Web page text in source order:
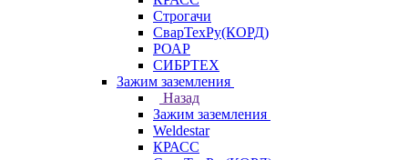
Строгачи
СварТехРу(КОРД)
РОАР
СИБРТЕХ
Зажим заземления
Назад
Зажим заземления
Weldestar
КРАСС